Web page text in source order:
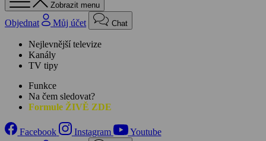
Zobrazit menu
Objednat Můj účet Chat
Nejlevnější televize
Kanály
TV tipy
Funkce
Na čem sledovat?
Formule ŽIVĚ ZDE
Facebook Instagram
Youtube